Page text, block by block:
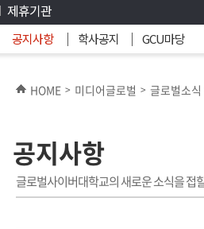
공지사항 학사공지 GCU마당
제휴기관
HOME > 미디어글로벌 > 글로벌소식
공지사항
글로벌사이버대학교의 새로운 소식을 접